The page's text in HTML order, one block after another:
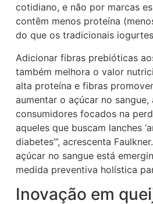
cotidiano, e não por marcas
contêm menos proteína
do que os tradicionais
Adicionar fibras prebióticas
também melhora o valor
alta proteína e fibras
aumentar o açúcar no
consumidores focados na
aqueles que buscam lanches
diabetes’”, acrescenta
açúcar no sangue está
medida preventiva holística
Inovação em